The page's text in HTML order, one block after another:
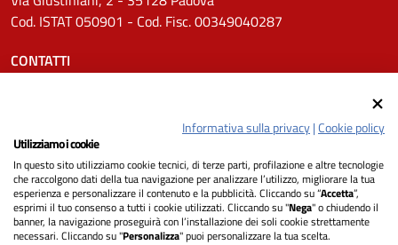
Cod. ISTAT 050901 - Cod. Fisc. 00349040287
CONTATTI
Pec: protocollo.aopd@pecveneto.it
SEGUICI SU
Informativa sulla privacy|Cookie policy
Utilizziamo i cookie
In questo sito utilizziamo cookie tecnici, di terze parti, profilazione e altre tecnologie
che raccolgono dati della tua navigazione per analizzare l’utilizzo, migliorare la tua
esperienza e personalizzare il contenuto e la pubblicità. Cliccando su “Accetta”,
esprimi il tuo consenso a tutti i cookie utilizzati. Cliccando su "Nega" o chiudendo il
banner, la navigazione proseguirà con l’installazione dei soli cookie strettamente
necessari. Cliccando su "Personalizza" puoi personalizzare la tua scelta.